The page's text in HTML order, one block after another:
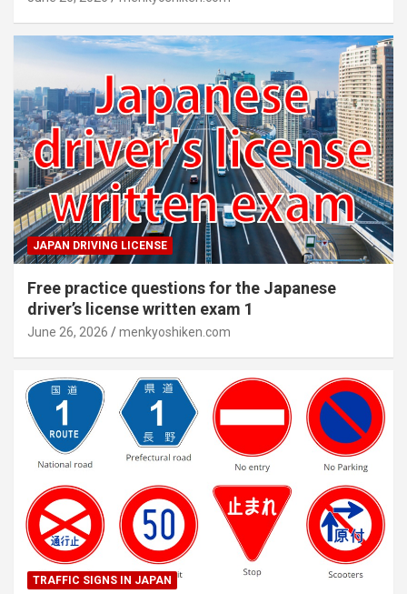
JAPAN DRIVING LICENSE
Free practice questions for the Japanese
driver’s license written exam 1
June 26, 2026 menkyoshiken.com
TRAFFIC SIGNS IN JAPAN